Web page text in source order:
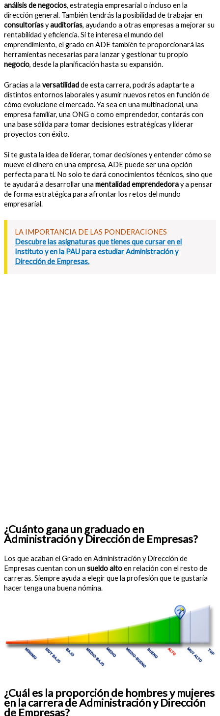
análisis de negocios, estrategia empresarial o incluso en la
dirección general. También tendrás la posibilidad de trabajar en
consultoríasyauditorías, ayudando a otras empresas a mejorar su
rentabilidad y eficiencia. Si te interesa el mundo del
emprendimiento, el grado en ADE también te proporcionará las
herramientas necesarias para lanzar y gestionar tu propio
negocio, desde la planificación hasta su expansión.
Gracias a la versatilidadde esta carrera, podrás adaptarte a
distintos entornos laborales y asumir nuevos retos en función de
cómo evolucione el mercado. Ya sea en una multinacional, una
empresa familiar, una ONG o como emprendedor, contarás con
una base sólida para tomar decisiones estratégicas y liderar
proyectos con éxito.
Si te gusta la idea de liderar, tomar decisiones y entender cómo se
mueve el dinero en una empresa, ADE puede ser una opción
perfecta para ti. No solo te dará conocimientos técnicos, sino que
te ayudará a desarrollar una mentalidad emprendedoray a pensar
de forma estratégica para afrontar los retos del mundo
empresarial.
LA IMPORTANCIA DE LAS PONDERACIONES
Descubre las asignaturas que tienes que cursar en el
Instituto y en la PAU para estudiar Administración y
Dirección de Empresas.
¿Cuánto gana un graduado en
Administración y Dirección de Empresas?
Los que acaban el Grado en Administración y Dirección de
Empresas cuentan con un sueldo altoen relación con el resto de
carreras. Siempre ayuda a elegir que la profesión que te gustaría
hacer tenga una buena nómina.
¿Cuál es la proporción de hombres y mujeres
en la carrera de Administración y Dirección
de Empresas?